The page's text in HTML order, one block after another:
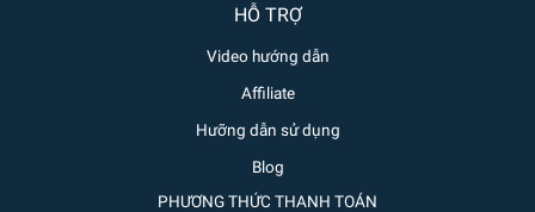
HỖ TRỢ
Video hướng dẫn
Affiliate
Hưỡng dẫn sử dụng
Blog
PHƯƠNG THỨC THANH TOÁN